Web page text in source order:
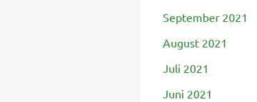
September 2021
August 2021
Juli 2021
Juni 2021